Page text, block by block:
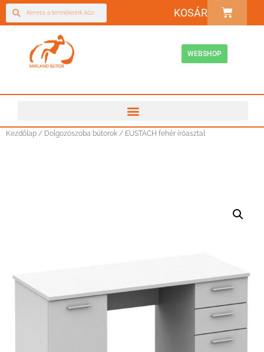
KOSÁR
WEBSHOP
Kezdőlap / Dolgozószoba bútorok / EUSTACH fehér íróasztal